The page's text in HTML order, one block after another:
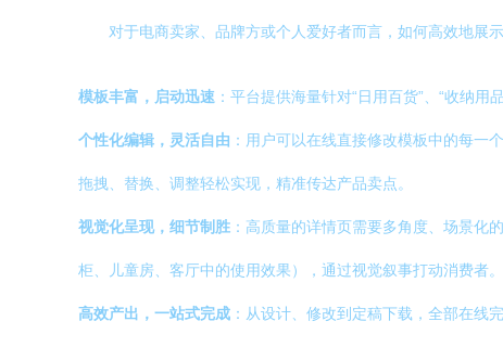
对于电商卖家、品牌方或个人爱好者而言，如何高效地展
模板丰富，启动迅速 ：平台提供海量针对“日用百货”、“收纳
个性化编辑，灵活自由 ：用户可以在线直接修改模板中的每一
拖拽、替换、调整轻松实现，精准传达产品卖点。
视觉化呈现，细节制胜 ：高质量的详情页需要多角度、场景化
柜、儿童房、客厅中的使用效果），通过视觉叙事打动消费者。
高效产出，一站式完成 ：从设计、修改到定稿下载，全部在线